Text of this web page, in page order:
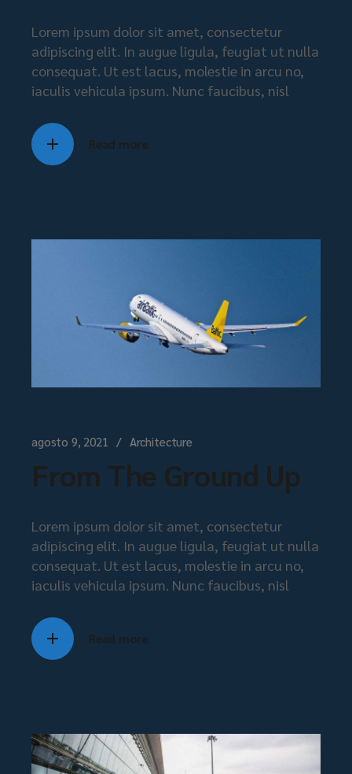
Lorem ipsum dolor sit amet, consectetur
adipiscing elit. In augue ligula, feugiat ut nulla
consequat. Ut est lacus, molestie in arcu no,
iaculis vehicula ipsum. Nunc faucibus, nisl
Read more
agosto 9, 2021 Architecture
From The Ground Up
Lorem ipsum dolor sit amet, consectetur
adipiscing elit. In augue ligula, feugiat ut nulla
consequat. Ut est lacus, molestie in arcu no,
iaculis vehicula ipsum. Nunc faucibus, nisl
Read more